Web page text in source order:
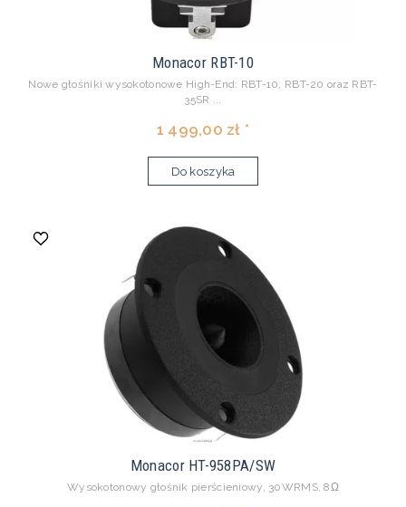
Monacor RBT-10
Nowe głośniki wysokotonowe High-End: RBT-10, RBT-20 oraz RBT-
35SR ...
1 499,00 zł *
Do koszyka
Monacor HT-958PA/SW
Wysokotonowy głośnik pierścieniowy, 30WRMS, 8Ω